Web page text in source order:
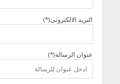
البريد الالكترونى(*)
عنوان الرسالة(*)